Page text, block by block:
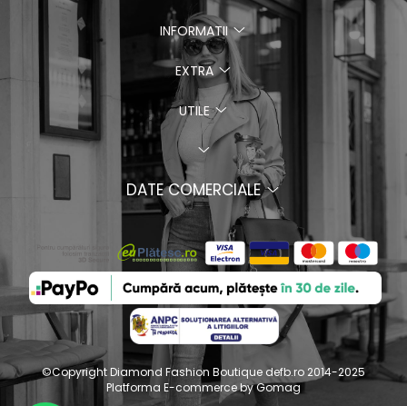
INFORMATII
EXTRA
UTILE
DATE COMERCIALE
©Copyright Diamond Fashion Boutique defb.ro 2014-2025
Platforma E-commerce by Gomag